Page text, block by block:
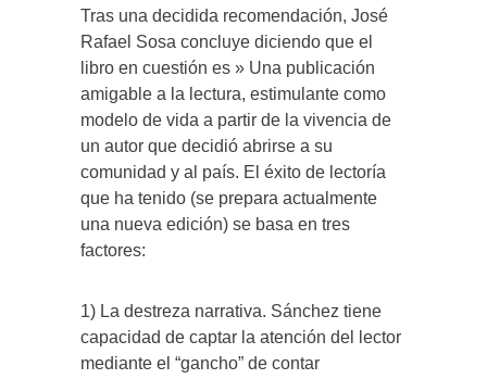
Tras una decidida recomendación, José
Rafael Sosa concluye diciendo que el
libro en cuestión es » Una publicación
amigable a la lectura, estimulante como
modelo de vida a partir de la vivencia de
un autor que decidió abrirse a su
comunidad y al país. El éxito de lectoría
que ha tenido (se prepara actualmente
una nueva edición) se basa en tres
factores:
1) La destreza narrativa. Sánchez tiene
capacidad de captar la atención del lector
mediante el “gancho” de contar